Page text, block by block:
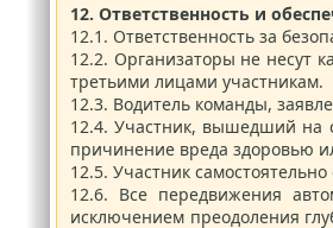
12. Ответственность и
12.1. Ответственность за
12.2. Организаторы не несут
третьими лицами участникам.
12.3. Водитель команды,
12.4. Участник, вышедший на
причинение вреда здоровью
12.5. Участник
12.6. Все передвижения
исключением преодоления